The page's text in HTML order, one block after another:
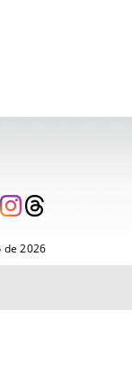
de 2026